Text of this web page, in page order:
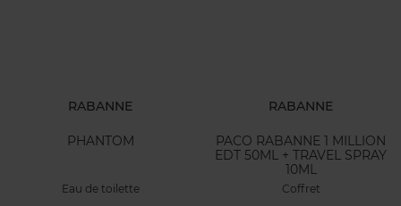
RABANNE
PHANTOM
Eau de toilette
RABANNE
PACO RABANNE 1 MILLION
EDT 50ML + TRAVEL SPRAY
10ML
Coffret